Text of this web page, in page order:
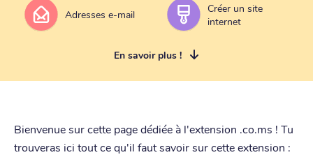
Adresses e-mail
Créer un site
internet
En savoir plus !
Bienvenue sur cette page dédiée à l'extension .co.ms ! Tu
trouveras ici tout ce qu'il faut savoir sur cette extension :